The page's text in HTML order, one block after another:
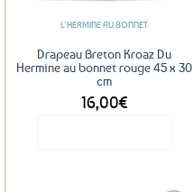
L'HERMINE AU BONNET
Drapeau Breton Kroaz Du
Hermine au bonnet rouge 45 x 30
cm
16,00€